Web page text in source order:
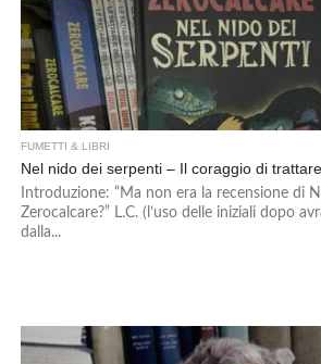
FUMETTI & LIBRI
Nel nido dei serpenti – Il coraggio di
Introduzione: “Ma non era la recensione di
Zerocalcare?” L.C. (l’uso delle iniziali dopo
dalla...